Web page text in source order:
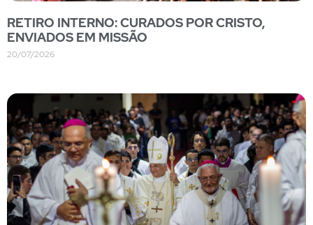
RETIRO INTERNO: CURADOS POR CRISTO,
ENVIADOS EM MISSÃO
20/07/2026